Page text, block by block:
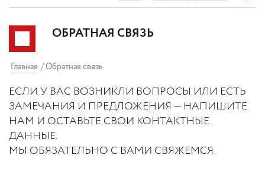
ОБРАТНАЯ СВЯЗЬ
Главная Обратная связь
ЕСЛИ У ВАС ВОЗНИКЛИ ВОПРОСЫ ИЛИ ЕСТЬ
ЗАМЕЧАНИЯ И ПРЕДЛОЖЕНИЯ — НАПИШИТЕ
НАМ И ОСТАВЬТЕ СВОИ КОНТАКТНЫЕ
ДАННЫЕ.
МЫ ОБЯЗАТЕЛЬНО С ВАМИ СВЯЖЕМСЯ.